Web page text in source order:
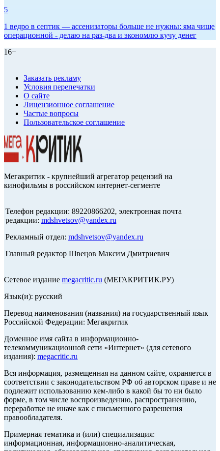
5
1 ведро в септик — ассенизаторы больше не нужны: яма чище
операционной - делаю на раз-два и экономлю кучу денег
16+
Заказать рекламу
Условия перепечатки
О сайте
Лицензионное соглашение
Частые вопросы
Пользовательское соглашение
Мегакритик - крупнейший агрегатор рецензий на
кинофильмы в российском интернет-сегменте
Телефон редакции: 89220866202, электронная почта
редакции: mdshvetsov@yandex.ru
Рекламный отдел: mdshvetsov@yandex.ru
Главный редактор Швецов Максим Дмитриевич
Сетевое издание megacritic.ru (МЕГАКРИТИК.РУ)
Язык(и): русский
Перевод наименования (названия) на государственный язык
Российской Федерации: Мегакритик
Доменное имя сайта в информационно-
телекоммуникационной сети «Интернет» (для сетевого
издания): megacritic.ru
Вся информация, размещенная на данном сайте, охраняется в
соответствии с законодательством РФ об авторском праве и не
подлежит использованию кем-либо в какой бы то ни было
форме, в том числе воспроизведению, распространению,
переработке не иначе как с письменного разрешения
правообладателя.
Примерная тематика и (или) специализация:
информационная, информационно-аналитическая,